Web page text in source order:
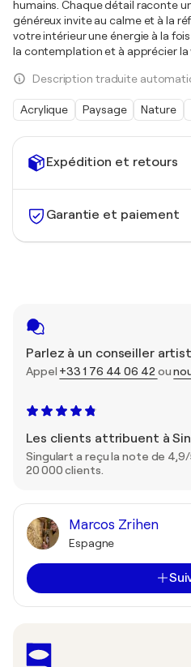
Expédition et retours
Garantie et paiement
Parlez à un conseiller
Appel +33 1 76 44 06 42 ou
Les clients attribuent à
Singulart a reçu la note de
20 000 clients.
Marcos Zrihen
Espagne
humains. Chaque détail raconte
généreux invite au calme et à la
votre intérieur une énergie à la
la contemplation et à apprécier la
Description traduite
Acrylique Paysage Nature